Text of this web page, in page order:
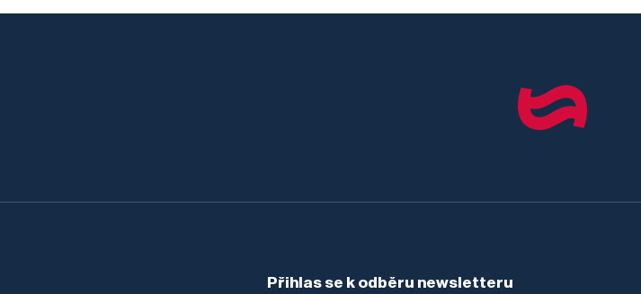
Přihlas se k odběru newsletteru